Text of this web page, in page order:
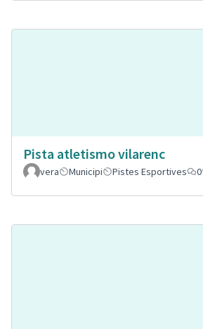
Pista atletismo vilarenc
vera
Municipi Pistes Esportives 0